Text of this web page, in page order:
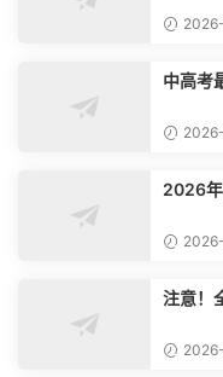
中高考
2026
注意！